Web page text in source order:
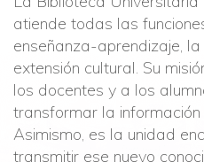
atiende todas las
enseñanza-aprendizaje,
extensión cultural. Su
los docentes y a los
transformar la información
Asimismo, es la unidad
transmitir ese nuevo